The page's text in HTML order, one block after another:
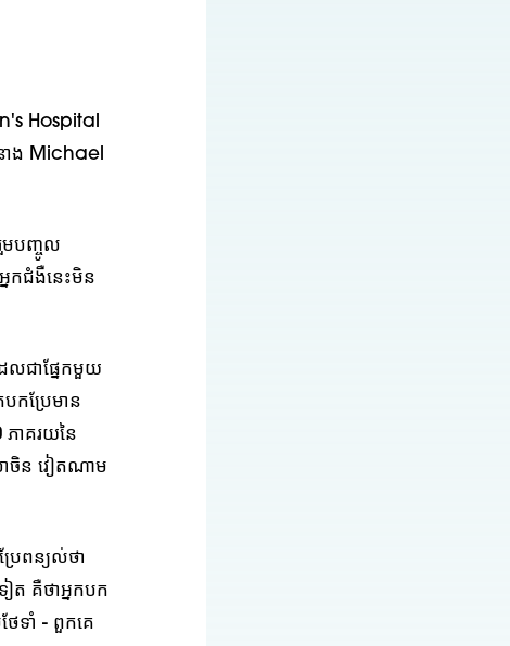
Hospital
ាង Michael
មបញ្ចូល
នកជំងឺនេះមិន
លជាផ្នែកមួយ
បកប្រែមាន
ភាគរយនៃ
ាចិន វៀតណាម
រែពន្យល់ថា
ត គឺថាអ្នកបក
ែទាំ - ពួកគេ